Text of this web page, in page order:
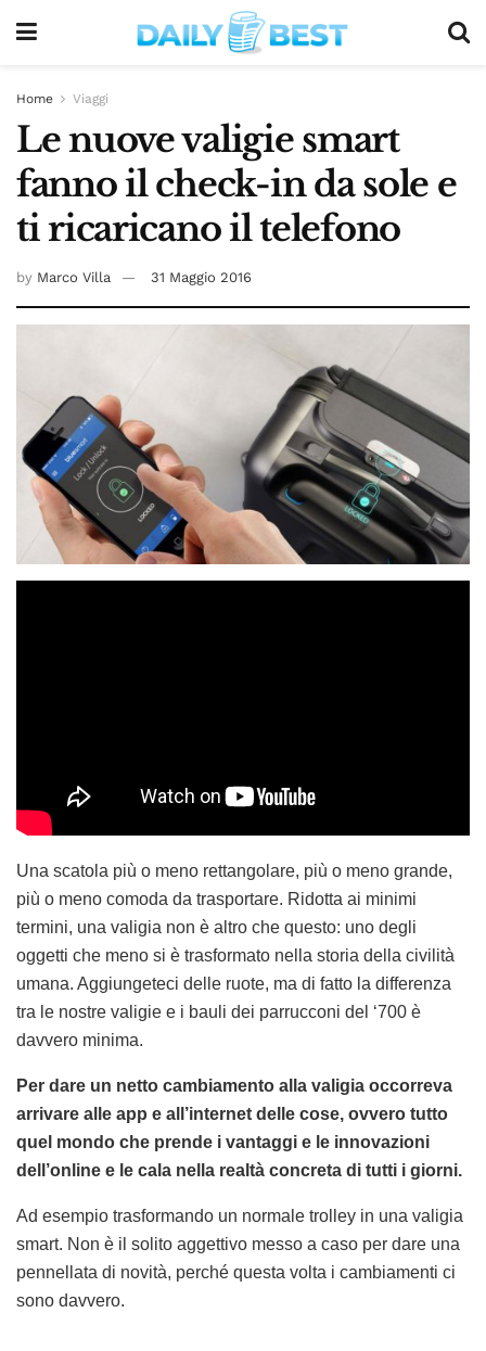
Home Viaggi
Le nuove valigie smart
fanno il check-in da sole e
ti ricaricano il telefono
by Marco Villa 31 Maggio 2016
Una scatola più o meno rettangolare, più o meno grande,
più o meno comoda da trasportare. Ridotta ai minimi
termini, una valigia non è altro che questo: uno degli
oggetti che meno si è trasformato nella storia della civilità
umana. Aggiungeteci delle ruote, ma di fatto la differenza
tra le nostre valigie e i bauli dei parrucconi del ‘700 è
davvero minima.
Per dare un netto cambiamento alla valigia occorreva
arrivare alle app e all’internet delle cose, ovvero tutto
quel mondo che prende i vantaggi e le innovazioni
dell’online e le cala nella realtà concreta di tutti i giorni.
Ad esempio trasformando un normale trolley in una valigia
smart. Non è il solito aggettivo messo a caso per dare una
pennellata di novità, perché questa volta i cambiamenti ci
sono davvero.